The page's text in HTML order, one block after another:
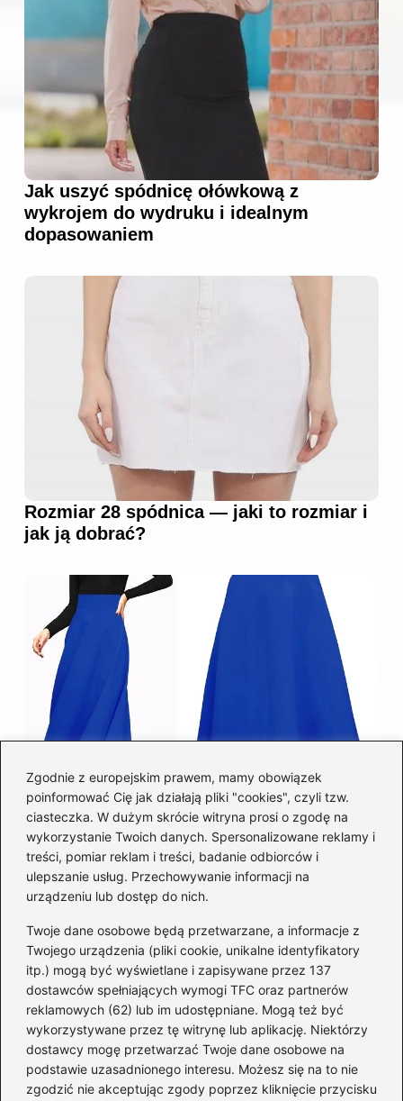
Zgodnie z europejskim prawem, mamy obowiązek
poinformować Cię jak działają pliki "cookies", czyli tzw.
ciasteczka. W dużym skrócie witryna prosi o zgodę na
wykorzystanie Twoich danych. Spersonalizowane reklamy i
treści, pomiar reklam i treści, badanie odbiorców i
ulepszanie usług. Przechowywanie informacji na
urządzeniu lub dostęp do nich.
Twoje dane osobowe będą przetwarzane, a informacje z
Twojego urządzenia (pliki cookie, unikalne identyfikatory
itp.) mogą być wyświetlane i zapisywane przez 137
dostawców spełniających wymogi TFC oraz partnerów
reklamowych (62) lub im udostępniane. Mogą też być
wykorzystywane przez tę witrynę lub aplikację. Niektórzy
dostawcy mogę przetwarzać Twoje dane osobowe na
podstawie uzasadnionego interesu. Możesz się na to nie
zgodzić nie akceptując zgody poprzez kliknięcie przycisku
Jak uszyć spódnicę ołówkową z
wykrojem do wydruku i idealnym
dopasowaniem
Rozmiar 28 spódnica — jaki to rozmiar i
jak ją dobrać?
Łatwy sposób jak skrócić spódnicę z
półkoła w domu
Kategorie
Akcesoria(29)
Buty(221)
Dodatki(59)
Dziecko(100)
Kobieta(39)
Moda(109)